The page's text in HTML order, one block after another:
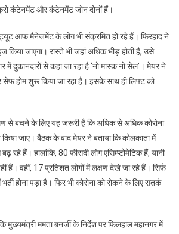
से
खुलेंगे
तीन
सेफ
कंटेनमेंट और कंटेनमेंट जोन दोनों हैं।
आफ मैनेजमेंट के लोग भी संक्रमित हो रहे हैं। फिरहाद ने
किया जाएगा। रास्ते भी जहां अधिक भीड़ होती है, उसे
में दुकानदारों से कहा जा रहा है ‘नो मास्क नो सेल’। मेयर ने
होम शुरू किया जा रहा है। इसके साथ ही लिफ्ट को
से बचने के लिए यह जरूरी है कि अधिक से अधिक कोरोना
किया जाए। बैठक के बाद मेयर ने बताया कि कोलकाता में
रहे हैं। हालांकि, 80 फीसदी लोग एसिम्प्टोमेटिक हैं, यानी
हैं। वहीं, 17 प्रतिशत लोगों में लक्षण देखे जा रहे हैं। सिर्फ
होना पड़ा है। फिर भी कोरोना को रोकने के लिए सतर्क
मुख्यमंत्री ममता बनर्जी के निर्देश पर फिलहाल महानगर में